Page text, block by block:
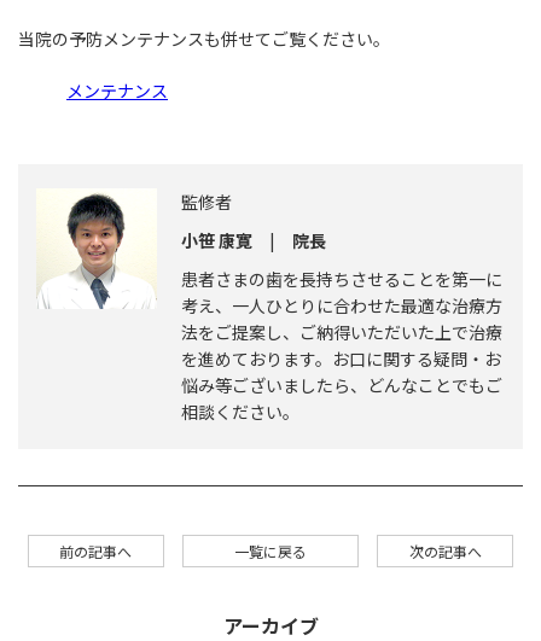
当院の予防メンテナンスも併せてご覧ください。
メンテナンス
監修者
小笹 康寛 | 院長
患者さまの歯を長持ちさせることを第一に
考え、一人ひとりに合わせた最適な治療方
法をご提案し、ご納得いただいた上で治療
を進めております。お口に関する疑問・お
悩み等ございましたら、どんなことでもご
相談ください。
前の記事へ 一覧に戻る 次の記事へ
アーカイブ